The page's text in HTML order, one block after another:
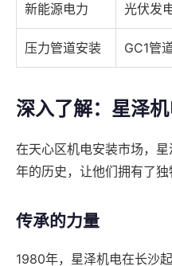
新能源电力 光伏发
压力管道安装 GC1管
深入了解：星泽
在天心区机电安装市场，
年的历史，让他们拥有了独
传承的力量
1980年，星泽机电在长沙